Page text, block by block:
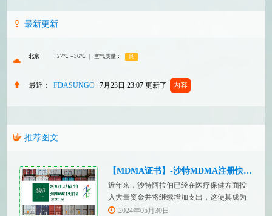
最新更新
最近： FDASUNGO 7月23日 23:07 更新了 内容
推荐图文
【MDMA证书】-沙特MDMA注册快速下证
近年来，沙特阿拉伯已经在医疗保健方面投
入大量资金并将继续增加支出，这使其成为
医疗设备制造商感兴趣的市场。然而，想要
2024年05月30日